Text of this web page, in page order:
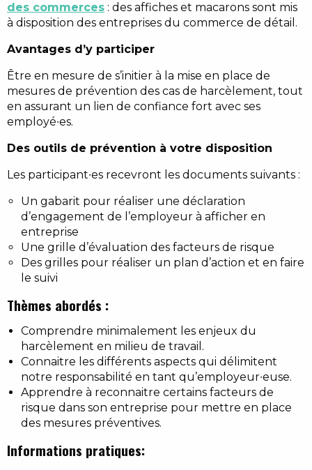
des commerces : des affiches et macarons sont mis
à disposition des entreprises du commerce de détail.
Avantages d’y participer
Être en mesure de s’initier à la mise en place de
mesures de prévention des cas de harcèlement, tout
en assurant un lien de confiance fort avec ses
employé∙es.
Des outils de prévention à votre disposition
Les participant∙es recevront les documents suivants :
Un gabarit pour réaliser une déclaration
d’engagement de l’employeur à afficher en
entreprise
Une grille d’évaluation des facteurs de risque
Des grilles pour réaliser un plan d’action et en faire
le suivi
Thèmes abordés :
Comprendre minimalement les enjeux du
harcèlement en milieu de travail.
Connaitre les différents aspects qui délimitent
notre responsabilité en tant qu’employeur∙euse.
Apprendre à reconnaitre certains facteurs de
risque dans son entreprise pour mettre en place
des mesures préventives.
Informations pratiques: